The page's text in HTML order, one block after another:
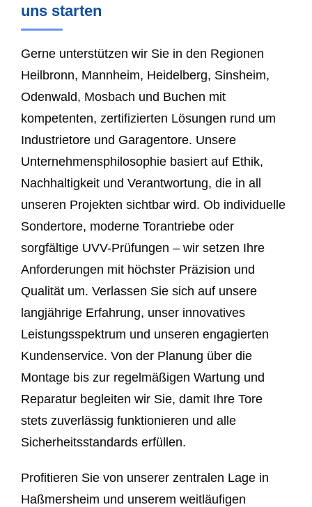
uns starten
Gerne unterstützen wir Sie in den Regionen
Heilbronn, Mannheim, Heidelberg, Sinsheim,
Odenwald, Mosbach und Buchen mit
kompetenten, zertifizierten Lösungen rund um
Industrietore und Garagentore. Unsere
Unternehmensphilosophie basiert auf Ethik,
Nachhaltigkeit und Verantwortung, die in all
unseren Projekten sichtbar wird. Ob individuelle
Sondertore, moderne Torantriebe oder
sorgfältige UVV-Prüfungen – wir setzen Ihre
Anforderungen mit höchster Präzision und
Qualität um. Verlassen Sie sich auf unsere
langjährige Erfahrung, unser innovatives
Leistungsspektrum und unseren engagierten
Kundenservice. Von der Planung über die
Montage bis zur regelmäßigen Wartung und
Reparatur begleiten wir Sie, damit Ihre Tore
stets zuverlässig funktionieren und alle
Sicherheitsstandards erfüllen.
Profitieren Sie von unserer zentralen Lage in
Haßmersheim und unserem weitläufigen